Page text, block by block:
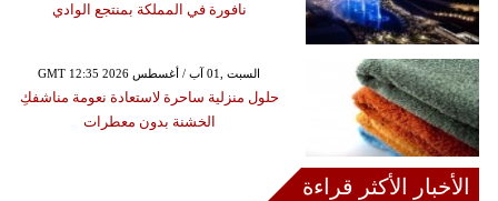
نافورة في المملكة بمنتجع الوادي
GMT 12:35 2026 السبت ,01 آب / أغسطس
حلول منزلية ساحرة لاستعادة نعومة مناشفكِ
الخشنة بدون معطرات
الأخبار الأكثر قراءة